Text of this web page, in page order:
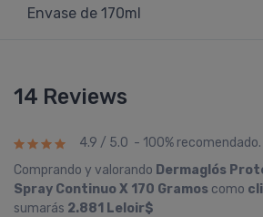
Envase de 170ml
14 Reviews
4.9 / 5.0 - 100% recomendado.
Comprando y valorando Dermaglós
Spray Continuo X 170 Gramos como
sumarás 2.881 Leloir$